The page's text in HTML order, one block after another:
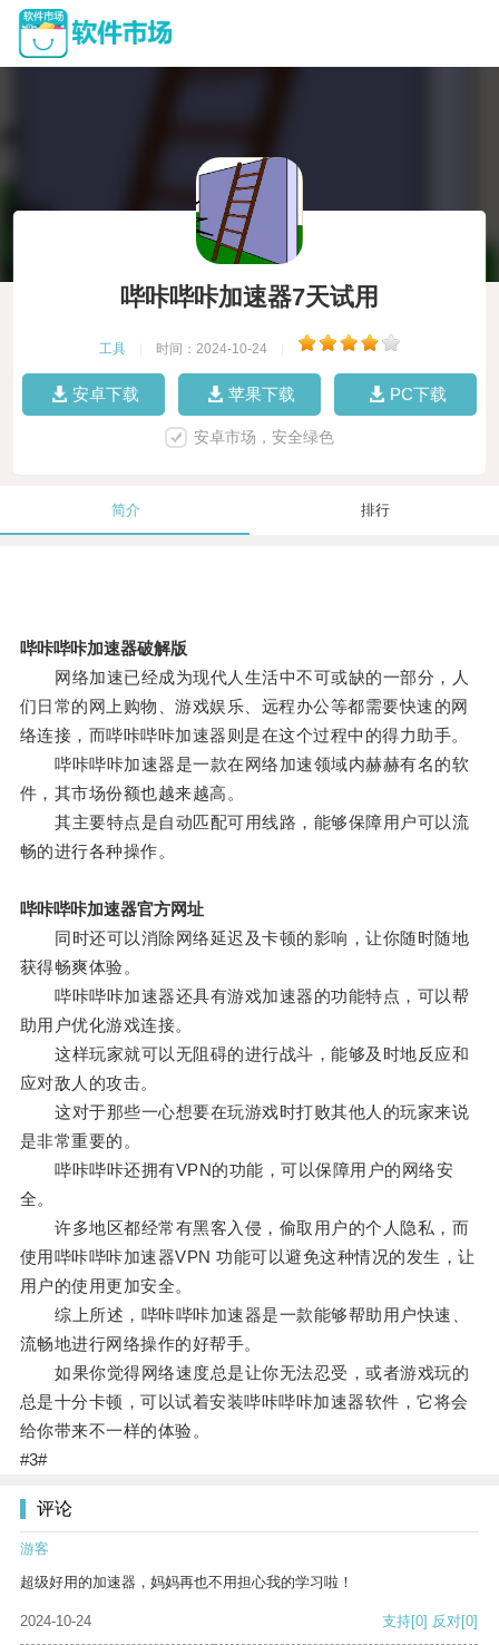
哔咔哔咔加速器7天试用
工具 时间：2024-10-24
安卓下载 苹果下载 PC下载
安卓市场，安全绿色
简介 排行
哔咔哔咔加速器破解版
网络加速已经成为现代人生活中不可或缺的一部分，人
们日常的网上购物、游戏娱乐、远程办公等都需要快速的网
络连接，而哔咔哔咔加速器则是在这个过程中的得力助手。
哔咔哔咔加速器是一款在网络加速领域内赫赫有名的软
件，其市场份额也越来越高。
其主要特点是自动匹配可用线路，能够保障用户可以流
畅的进行各种操作。
哔咔哔咔加速器官方网址
同时还可以消除网络延迟及卡顿的影响，让你随时随地
获得畅爽体验。
哔咔哔咔加速器还具有游戏加速器的功能特点，可以帮
助用户优化游戏连接。
这样玩家就可以无阻碍的进行战斗，能够及时地反应和
应对敌人的攻击。
这对于那些一心想要在玩游戏时打败其他人的玩家来说
是非常重要的。
哔咔哔咔还拥有VPN的功能，可以保障用户的网络安
全。
许多地区都经常有黑客入侵，偷取用户的个人隐私，而
使用哔咔哔咔加速器VPN 功能可以避免这种情况的发生，让
用户的使用更加安全。
综上所述，哔咔哔咔加速器是一款能够帮助用户快速、
流畅地进行网络操作的好帮手。
如果你觉得网络速度总是让你无法忍受，或者游戏玩的
总是十分卡顿，可以试着安装哔咔哔咔加速器软件，它将会
给你带来不一样的体验。
#3#
评论
游客
超级好用的加速器，妈妈再也不用担心我的学习啦！
2024-10-24 支持[0] 反对[0]